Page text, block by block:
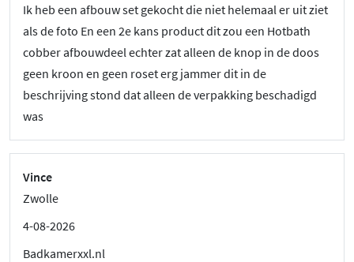
Ik heb een afbouw set gekocht die niet helemaal er uit ziet
als de foto En een 2e kans product dit zou een Hotbath
cobber afbouwdeel echter zat alleen de knop in de doos
geen kroon en geen roset erg jammer dit in de
beschrijving stond dat alleen de verpakking beschadigd
was
Vince
Zwolle
4-08-2026
Badkamerxxl.nl